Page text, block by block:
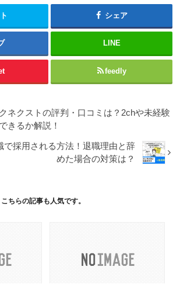
シェア
LINE
feedly
ネクストの評判・口コミは？2chや未経験
きるか解説！
で採用される方法！退職理由と辞
めた場合の対策は？
こちらの記事も人気です。